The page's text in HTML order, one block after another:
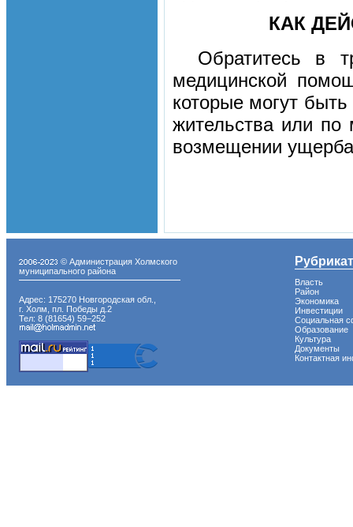
КАК
Обратитесь в
медицинской
которые могут
жительства или
возмещении
© Администрация Холмского
муниципального района
Адрес: 175270 Новгородская обл.,
г. Холм, пл. Победы д.2
Тел: 8 (81654) 59−252
Власть
Район
Экономика
Инвестиции
Социальная
Образование
Культура
Документы
Контактная